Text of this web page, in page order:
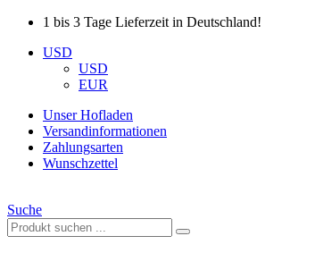
1 bis 3 Tage Lieferzeit in Deutschland!
USD
USD
EUR
Unser Hofladen
Versandinformationen
Zahlungsarten
Wunschzettel
Suche